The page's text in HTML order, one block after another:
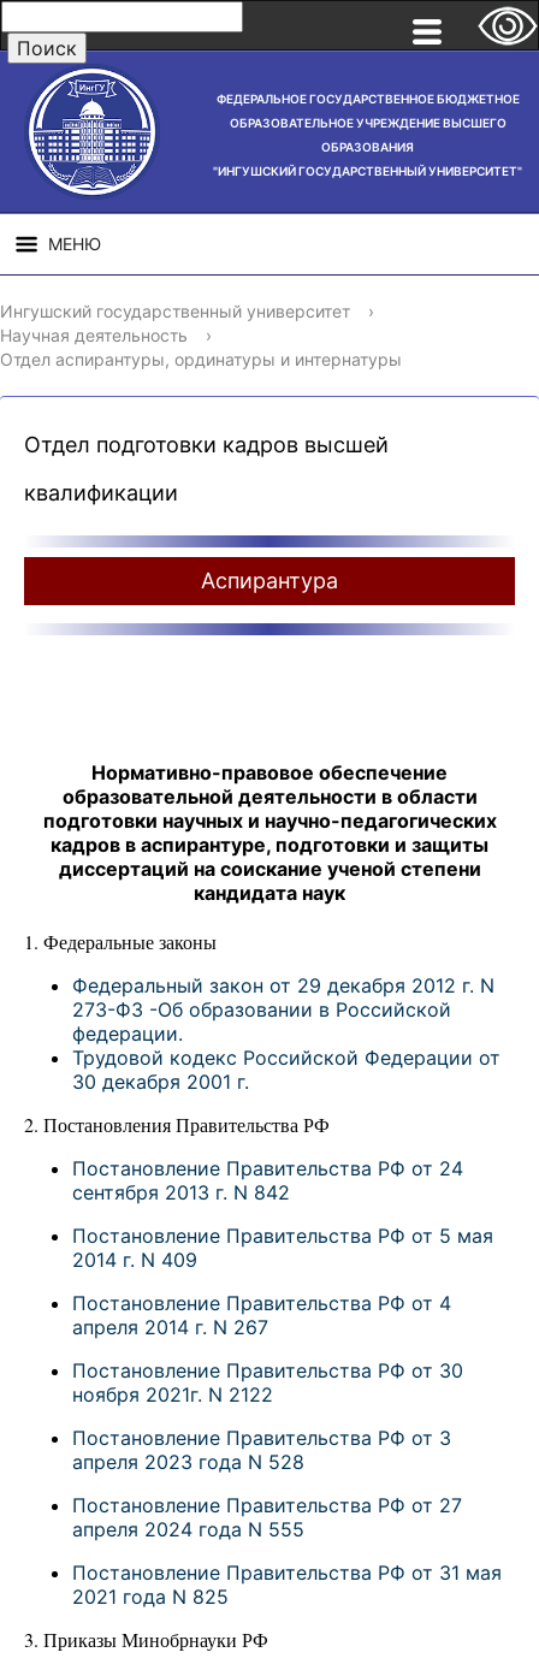
ФЕДЕРАЛЬНОЕ ГОСУДАРСТВЕННОЕ БЮДЖЕТНОЕ
ОБРАЗОВАТЕЛЬНОЕ УЧРЕЖДЕНИЕ ВЫСШЕГО
ОБРАЗОВАНИЯ
"ИНГУШСКИЙ ГОСУДАРСТВЕННЫЙ УНИВЕРСИТЕТ"
МЕНЮ
СВЕДЕНИЯ ОБ
ОБРАЗОВАТЕЛЬНОЙ
ОРГАНИЗАЦИИ
НАУЧНАЯ
ДЕЯТЕЛЬНОСТЬ
Ингушский государственный университет
›
Научная деятельность
›
Отдел аспирантуры, ординатуры и интернатуры
Отдел подготовки кадров высшей
квалификации
Аспирантура
Нормативно-правовое обеспечение
образовательной деятельности в области
подготовки научных и научно-педагогических
кадров в аспирантуре, подготовки и защиты
диссертаций на соискание ученой степени
кандидата наук
1. Федеральные законы
Федеральный закон от 29 декабря 2012 г. N
273-ФЗ -Об образовании в Российской
федерации.
Трудовой кодекс Российской Федерации от
30 декабря 2001 г.
2. Постановления Правительства РФ
Постановление Правительства РФ от 24
сентября 2013 г. N 842
Постановление Правительства РФ от 5 мая
2014 г. N 409
Постановление Правительства РФ от 4
апреля 2014 г. N 267
Постановление Правительства РФ от 30
ноября 2021г. N 2122
Постановление Правительства РФ от 3
апреля 2023 года N 528
Постановление Правительства РФ от 27
апреля 2024 года N 555
Постановление Правительства РФ от 31 мая
2021 года N 825
3. Приказы Минобрнауки РФ